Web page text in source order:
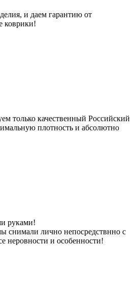
и даем гарантию от
коврики!
только качественный Российский
плотность и абсолютно
руками!
снимали лично непосредствнно с
неровности и особенности!